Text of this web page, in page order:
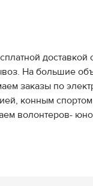
На большие
заказы по
конным
волонтеров-